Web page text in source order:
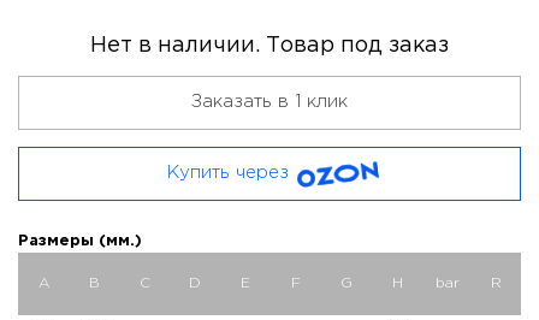
Нет в наличии. Товар под заказ
Заказать в 1 клик
Купить через
Размеры (мм.)
A B C D E F G H bar R